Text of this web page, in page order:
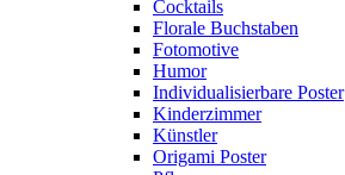
Cocktails
Florale Buchstaben
Fotomotive
Humor
Individualisierbare Poster
Kinderzimmer
Künstler
Origami Poster